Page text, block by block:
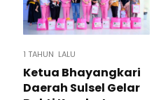
1 TAHUN LALU
Ketua Bhayangkari
Daerah Sulsel Gelar